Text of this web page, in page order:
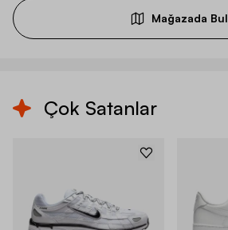
Mağazada Bul
Çok Satanlar